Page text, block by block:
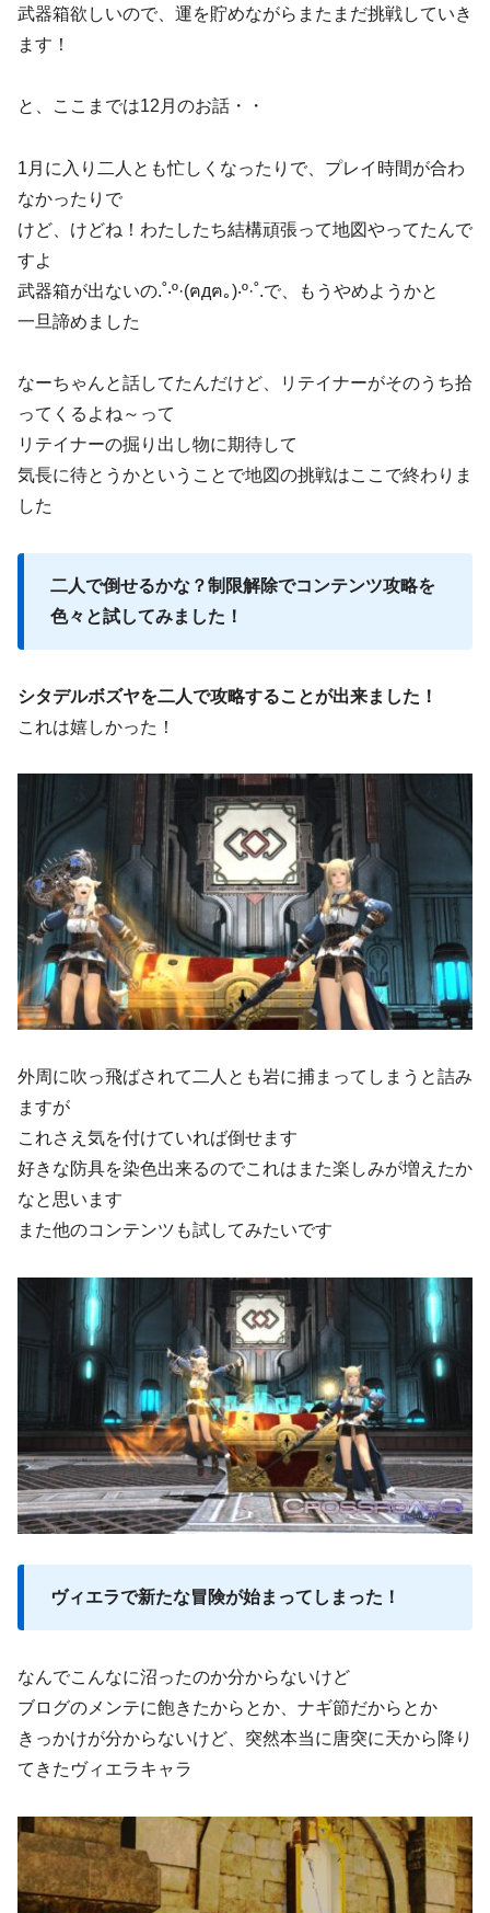
武器箱欲しいので、運を貯めながらまたまだ挑戦していき
ます！
と、ここまでは12月のお話・・
1月に入り二人とも忙しくなったりで、プレイ時間が合わ
なかったりで
けど、けどね！わたしたち結構頑張って地図やってたんで
すよ
武器箱が出ないの.˚‧º·(ฅдฅ｡)‧º·˚.で、もうやめようかと
一旦諦めました
なーちゃんと話してたんだけど、リテイナーがそのうち拾
ってくるよね～って
リテイナーの掘り出し物に期待して
気長に待とうかということで地図の挑戦はここで終わりま
した
二人で倒せるかな？制限解除でコンテンツ攻略を
色々と試してみました！
シタデルボズヤを二人で攻略することが出来ました！
これは嬉しかった！
外周に吹っ飛ばされて二人とも岩に捕まってしまうと詰み
ますが
これさえ気を付けていれば倒せます
好きな防具を染色出来るのでこれはまた楽しみが増えたか
なと思います
また他のコンテンツも試してみたいです
ヴィエラで新たな冒険が始まってしまった！
なんでこんなに沼ったのか分からないけど
ブログのメンテに飽きたからとか、ナギ節だからとか
きっかけが分からないけど、突然本当に唐突に天から降り
てきたヴィエラキャラ